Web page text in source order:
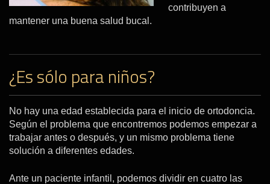
contribuyen a
mantener una buena salud bucal.
¿Es sólo para niños?
No hay una edad establecida para el inicio de ortodoncia.
Según el problema que encontremos podemos empezar a
trabajar antes o después, y un mismo problema tiene
solución a diferentes edades.
Ante un paciente infantil, podemos dividir en cuatro las